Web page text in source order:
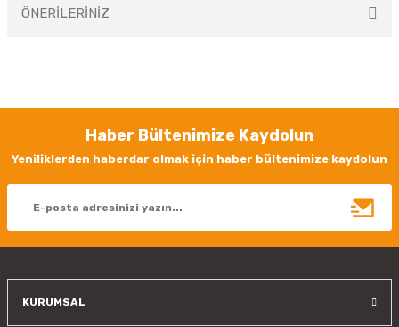
ÖNERİLERİNİZ
Görüş ve önerileriniz için teşekkür ederiz.
Ürün resmi kalitesiz, bozuk veya görüntülenemiyor.
Ürün bilgilerinde hatalar bulunuyor.
Haber Bültenimize Kaydolun
Yeniliklerden haberdar olmak için haber bültenimize kaydolun
KURUMSAL